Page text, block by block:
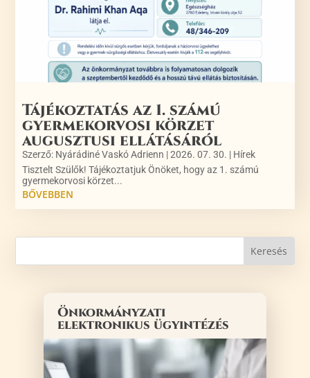
Tájékoztatás az 1. számú
gyermekorvosi körzet
augusztusi ellátásáról
Szerző: Nyárádiné Vaskó Adrienn |2026. 07. 30. | Hírek
Tisztelt Szülők! Tájékoztatjuk Önöket, hogy az 1. számú
gyermekorvosi körzet...
BŐVEBBEN
Önkormányzati
elektronikus ügyintézés